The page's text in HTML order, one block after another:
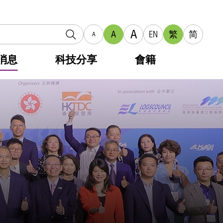
A A A EN 繁 简
息 科技分享 會籍